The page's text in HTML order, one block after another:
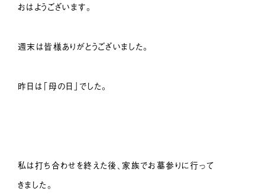
おはようございます。
週末は皆様ありがとうございました。
昨日は「母の日」でした。
私は打ち合わせを終えた後、家族でお墓参りに行って
きました。